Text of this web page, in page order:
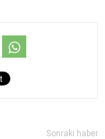
Sonraki haber